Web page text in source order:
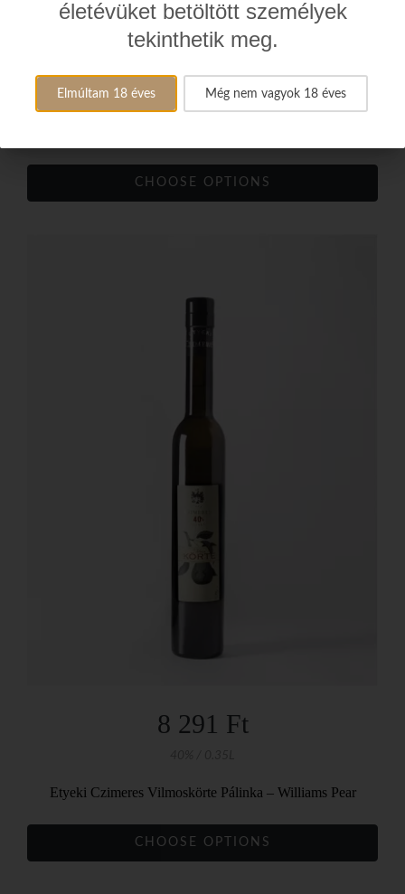
40% / 0.5L
CHOOSE OPTIONS
8 291 Ft
Etyeki Czimeres Vilmoskörte Pálinka – Williams Pear
CHOOSE OPTIONS
életévüket betöltött személyek
tekinthetik meg.
Elmúltam 18 éves Még nem vagyok 18 éves